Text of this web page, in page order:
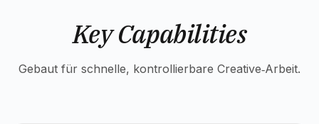
Key Capabilities
Gebaut für schnelle, kontrollierbare Creative‑Arbeit.